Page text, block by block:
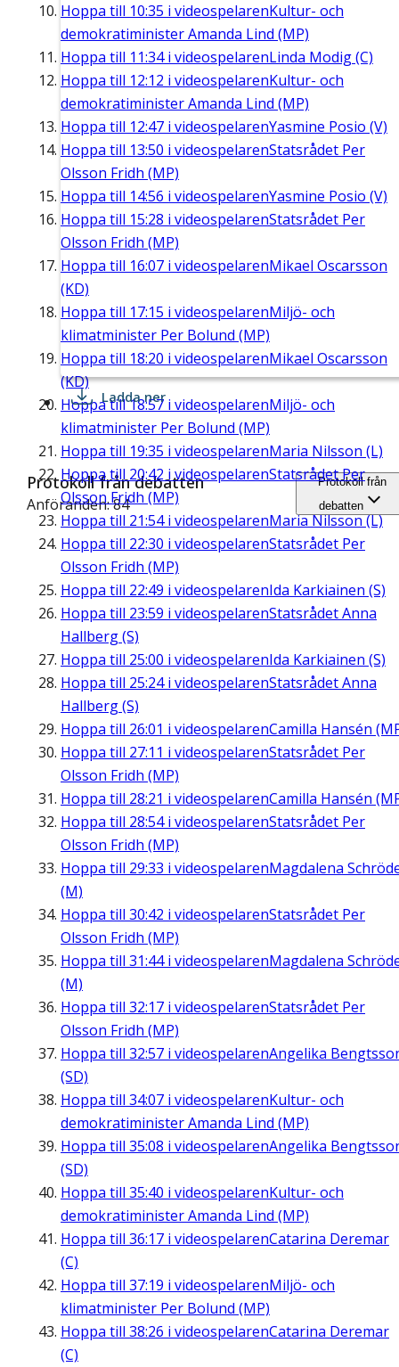
Hoppa till 10:35 i videospelarenKultur- och
demokratiminister Amanda Lind (MP)
Hoppa till 11:34i videospelarenLinda Modig (C)
Hoppa till 12:12 i videospelarenKultur- och
demokratiminister Amanda Lind (MP)
Hoppa till 12:47 i videospelarenYasmine Posio (V)
Hoppa till 13:50 i videospelarenStatsrådet Per
Olsson Fridh (MP)
Hoppa till 14:56 i videospelarenYasmine Posio (V)
Hoppa till 15:28 i videospelarenStatsrådet Per
Olsson Fridh (MP)
Hoppa till 16:07 i videospelarenMikael Oscarsson
(KD)
Hoppa till 17:15 i videospelarenMiljö- och
klimatminister Per Bolund (MP)
Hoppa till 18:20 i videospelarenMikael Oscarsson
(KD)
Hoppa till18:57 i videospelarenMiljö- och
klimatminister Per Bolund (MP)
Hoppa till 19:35 i videospelarenMaria Nilsson (L)
Hoppa till 20:42 i videospelarenStatsrådet Per
Olsson Fridh (MP)
Hoppa till 21:54i videospelarenMaria Nilsson (L)
Hoppa till 22:30 i videospelarenStatsrådet Per
Olsson Fridh (MP)
Hoppa till 22:49 i videospelarenIda Karkiainen (S)
Hoppa till 23:59 i videospelarenStatsrådet Anna
Hallberg (S)
Hoppa till 25:00 i videospelarenIda Karkiainen (S)
Hoppa till 25:24i videospelarenStatsrådet Anna
Hallberg (S)
Hoppa till 26:01 i videospelarenCamilla Hansén
Hoppa till 27:11 i videospelarenStatsrådet Per
Olsson Fridh (MP)
Hoppa till 28:21 i videospelarenCamilla Hansén
Hoppa till 28:54i videospelarenStatsrådet Per
Olsson Fridh (MP)
Hoppa till 29:33 i videospelarenMagdalena
(M)
Hoppa till 30:42 i videospelarenStatsrådet Per
Olsson Fridh (MP)
Hoppa till 31:44i videospelarenMagdalena
(M)
Hoppa till 32:17 i videospelarenStatsrådet Per
Olsson Fridh (MP)
Hoppa till 32:57 i videospelarenAngelika
(SD)
Hoppa till 34:07 i videospelarenKultur- och
demokratiminister Amanda Lind (MP)
Hoppa till 35:08 i videospelarenAngelika
(SD)
Hoppa till 35:40 i videospelarenKultur- och
demokratiminister Amanda Lind (MP)
Hoppa till 36:17 i videospelarenCatarina Deremar
(C)
Hoppa till 37:19 i videospelarenMiljö- och
klimatminister Per Bolund (MP)
Hoppa till 38:26 i videospelarenCatarina Deremar
(C)
Ladda ner
Protokoll från debatten
Anföranden: 84
Protokoll från
debatten